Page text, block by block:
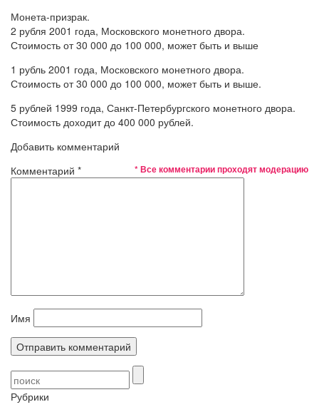
Монета-призрак.
2 рубля 2001 года, Московского монетного двора.
Стоимость от 30 000 до 100 000, может быть и выше
1 рубль 2001 года, Московского монетного двора.
Стоимость от 30 000 до 100 000, может быть и выше.
5 рублей 1999 года, Санкт-Петербургского монетного двора.
Стоимость доходит до 400 000 рублей.
Добавить комментарий
* Все комментарии проходят модерацию
Комментарий *
Имя
Рубрики